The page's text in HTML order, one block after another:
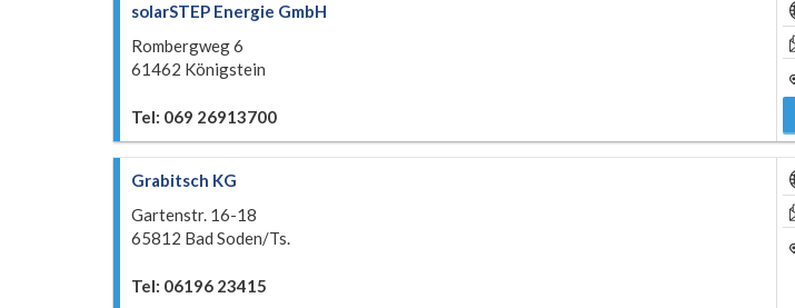
solarSTEP Energie GmbH
Rombergweg 6
61462 Königstein
Tel: 069 26913700
Grabitsch KG
Gartenstr. 16-18
65812 Bad Soden/Ts.
Tel: 06196 23415